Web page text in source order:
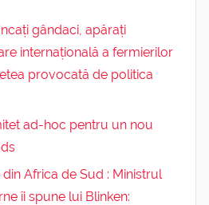
gândaci, apărați
internațională a fermierilor
provocată de politica
ad-hoc pentru un nou
Africa de Sud : Ministrul
îi spune lui Blinken: